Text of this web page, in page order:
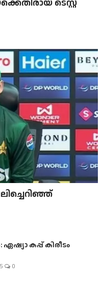
ടെസ്റ്റ്
ഏഷ്യാ കപ്പ് കിരീടം
0